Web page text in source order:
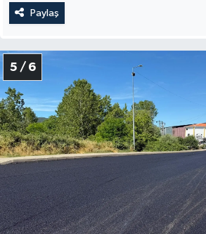
Paylaş
5 / 6